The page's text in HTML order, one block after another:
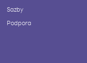
Sazby
Podpora